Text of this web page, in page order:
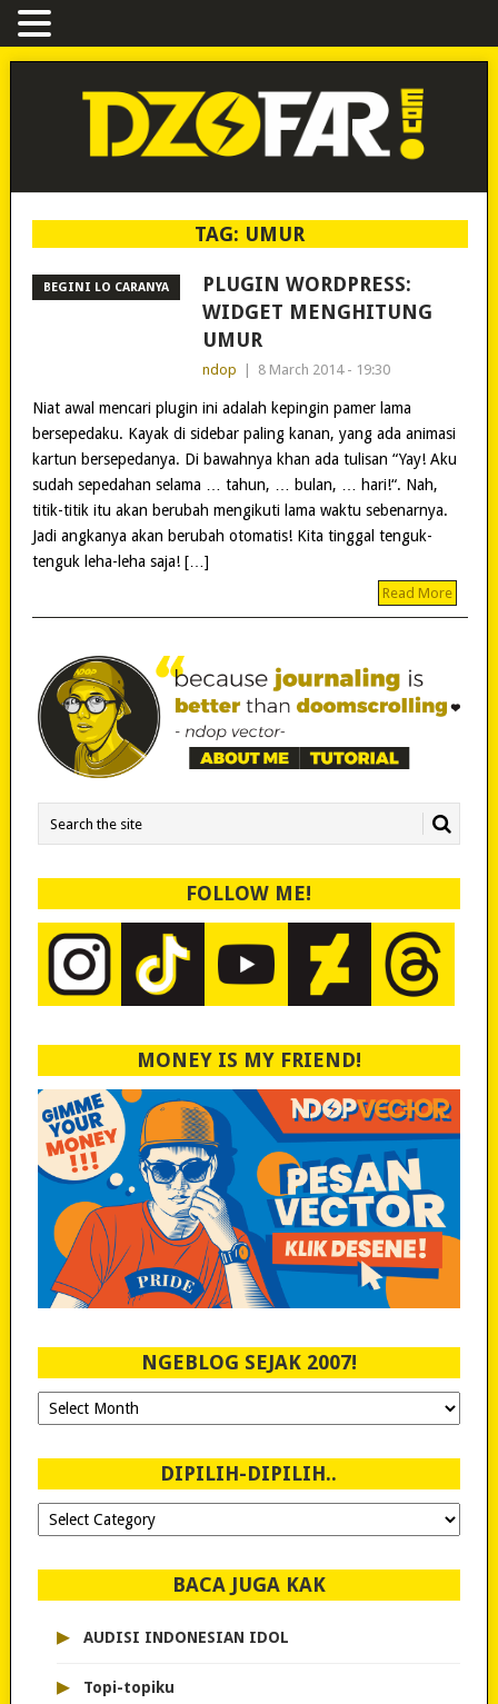
TAG: UMUR
BEGINI LO CARANYA
PLUGIN WORDPRESS:
WIDGET MENGHITUNG
UMUR
ndop 8 March 2014 - 19:30
Niat awal mencari plugin ini adalah kepingin pamer lama
bersepedaku. Kayak di sidebar paling kanan, yang ada animasi
kartun bersepedanya. Di bawahnya khan ada tulisan “Yay! Aku
sudah sepedahan selama … tahun, … bulan, … hari!“. Nah,
titik-titik itu akan berubah mengikuti lama waktu sebenarnya.
Jadi angkanya akan berubah otomatis! Kita tinggal tenguk-
tenguk leha-leha saja! […]
Read More
FOLLOW ME!
MONEY IS MY FRIEND!
NGEBLOG SEJAK 2007!
Ngeblog
Sejak
DIPILIH-DIPILIH..
Dipilih-
dipilih..
BACA JUGA KAK
▸ AUDISI INDONESIAN IDOL
▸ Topi-topiku